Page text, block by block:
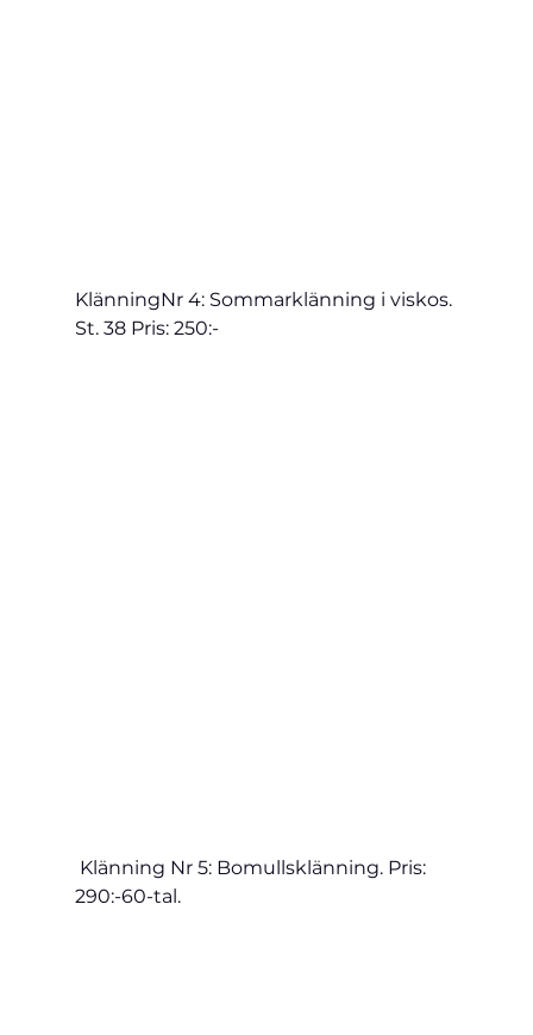
KlänningNr 4: Sommarklänning i viskos.
St. 38 Pris: 250:-
Klänning Nr 5: Bomullsklänning. Pris:
290:-60-tal.